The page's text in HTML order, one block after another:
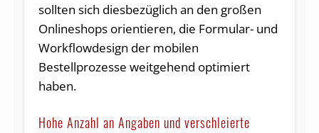
sollten sich diesbezüglich an den großen
Onlineshops orientieren, die Formular- und
Workflowdesign der mobilen
Bestellprozesse weitgehend optimiert
haben.
Hohe Anzahl an Angaben und verschleierte